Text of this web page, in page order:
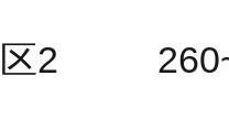
区2 260~